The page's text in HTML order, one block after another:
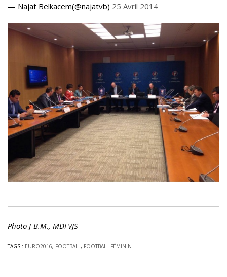
— Najat Belkacem(@najatvb) 25 Avril 2014
Photo J-B.M., MDFVJS
TAGS : EURO2016, FOOTBALL , FOOTBALL FÉMININ